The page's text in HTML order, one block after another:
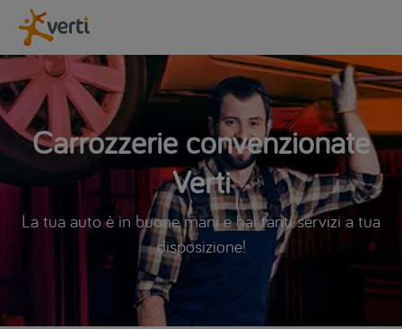
Carrozzerie convenzionate
Verti
La tua auto è in buone mani e hai tanti servizi a tua
disposizione!